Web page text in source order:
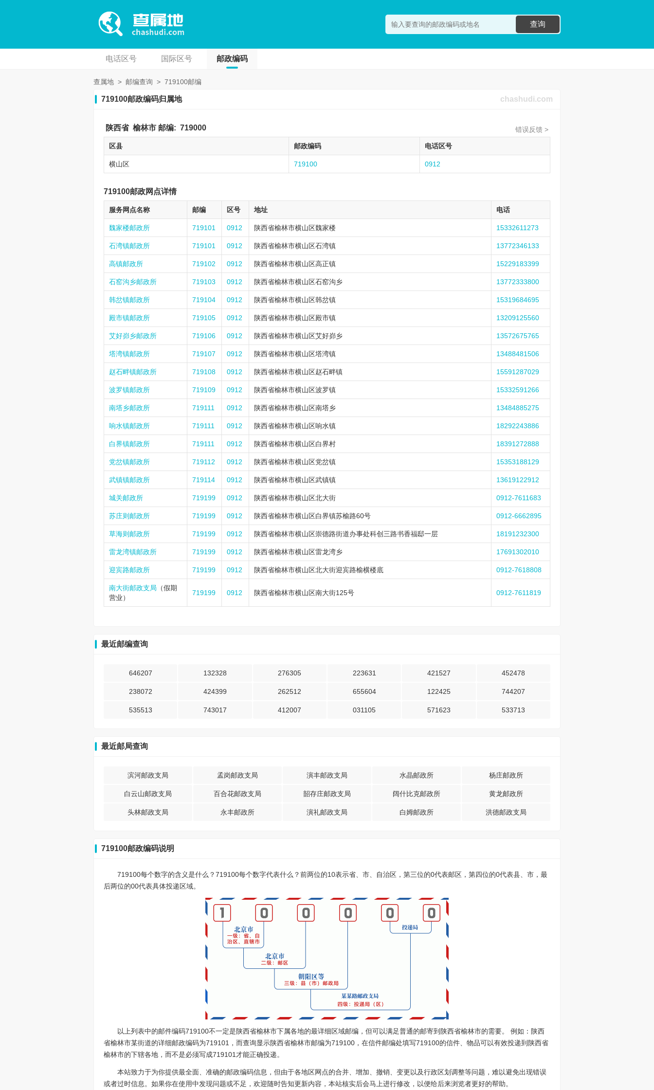
查询
电话区号 国际区号 邮政编码
查属地 > 邮编查询 > 719100邮编
719100邮政编码归属地 chashudi.com
陕西省 榆林市 邮编: 719000 错误反馈 >
区县 邮政编码 电话区号
横山区 719100 0912
719100邮政网点详情
服务网点名称 邮编 区号 地址 电话
魏家楼邮政所 719101 0912 陕西省榆林市横山区魏家楼 15332611273
石湾镇邮政所 719101 0912 陕西省榆林市横山区石湾镇 13772346133
高镇邮政所 719102 0912 陕西省榆林市横山区高正镇 15229183399
石窑沟乡邮政所 719103 0912 陕西省榆林市横山区石窑沟乡 13772333800
韩岔镇邮政所 719104 0912 陕西省榆林市横山区韩岔镇 15319684695
殿市镇邮政所 719105 0912 陕西省榆林市横山区殿市镇 13209125560
艾好峁乡邮政所 719106 0912 陕西省榆林市横山区艾好峁乡 13572675765
塔湾镇邮政所 719107 0912 陕西省榆林市横山区塔湾镇 13488481506
赵石畔镇邮政所 719108 0912 陕西省榆林市横山区赵石畔镇 15591287029
波罗镇邮政所 719109 0912 陕西省榆林市横山区波罗镇 15332591266
南塔乡邮政所 719111 0912 陕西省榆林市横山区南塔乡 13484885275
响水镇邮政所 719111 0912 陕西省榆林市横山区响水镇 18292243886
白界镇邮政所 719111 0912 陕西省榆林市横山区白界村 18391272888
党岔镇邮政所 719112 0912 陕西省榆林市横山区党岔镇 15353188129
武镇镇邮政所 719114 0912 陕西省榆林市横山区武镇镇 13619122912
城关邮政所 719199 0912 陕西省榆林市横山区北大街 0912-7611683
苏庄则邮政所 719199 0912 陕西省榆林市横山区白界镇苏榆路60号 0912-6662895
草海则邮政所 719199 0912 陕西省榆林市横山区崇德路街道办事处科创三路书香福邸一层 18191232300
雷龙湾镇邮政所 719199 0912 陕西省榆林市横山区雷龙湾乡 17691302010
迎宾路邮政所 719199 0912 陕西省榆林市横山区北大街迎宾路榆横楼底 0912-7618808
南大街邮政支局 （假期
营业）
719199 0912 陕西省榆林市横山区南大街125号 0912-7611819
最近邮编查询
646207 132328 276305 223631 421527 452478
238072 424399 262512 655604 122425 744207
535513 743017 412007 031105 571623 533713
最近邮局查询
滨河邮政支局 孟岗邮政支局 演丰邮政支局 水晶邮政所 杨庄邮政所
白云山邮政支局 百合花邮政支局 韶存庄邮政支局 阔什比克邮政所 黄龙邮政所
头林邮政支局 永丰邮政所 演礼邮政支局 白姆邮政所 洪德邮政支局
719100邮政编码说明
719100每个数字的含义是什么？719100每个数字代表什么？前两位的10表示省、市、自治区，第三位的0代表邮区，第四位的0代表县、市，最
后两位的00代表具体投递区域。
以上列表中的邮件编码719100不一定是陕西省榆林市下属各地的最详细区域邮编，但可以满足普通的邮寄到陕西省榆林市的需要。 例如：陕西
省榆林市某街道的详细邮政编码为719101，而查询显示陕西省榆林市邮编为719100，在信件邮编处填写719100的信件、物品可以有效投递到陕西省
榆林市的下辖各地，而不是必须写成719101才能正确投递。
本站致力于为你提供最全面、准确的邮政编码信息，但由于各地区网点的合并、增加、撤销、变更以及行政区划调整等问题，难以避免出现错误
或者过时信息。如果你在使用中发现问题或不足，欢迎随时告知更新内容，本站核实后会马上进行修改，以便给后来浏览者更好的帮助。